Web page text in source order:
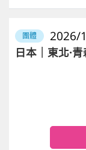
團體 2026/
日本｜東北·